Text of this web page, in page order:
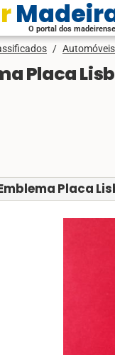
O portal dos
/ Automóveis
Placa
Placa